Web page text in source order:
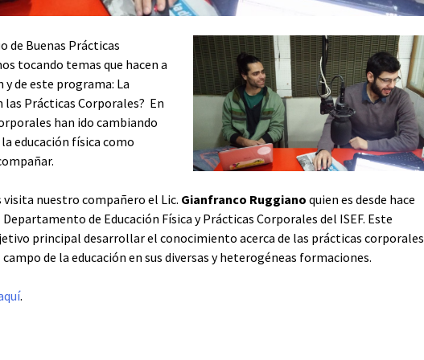
de Buenas Prácticas
tocando temas que hacen a
de este programa: La
las Prácticas Corporales? En
han ido cambiando
educación física como
nuestro compañero el Lic. Gianfranco Ruggiano quien es desde hace
de Educación Física y Prácticas Corporales del ISEF. Este
principal desarrollar el conocimiento acerca de las prácticas corporales
de la educación en sus diversas y heterogéneas formaciones.
.